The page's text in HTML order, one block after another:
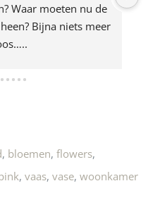
Waar moeten nu de
Bijna niets meer
, bloemen, flowers,
, vaas, vase, woonkamer